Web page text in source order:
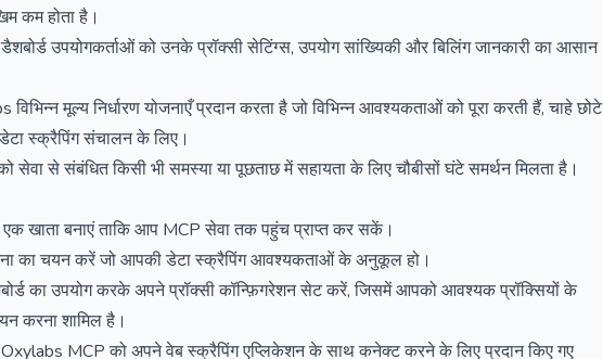
कम होता है।
उपयोगकर्ताओं को उनके प्रॉक्सी सेटिंग्स, उपयोग सांख्यिकी और बिलिंग जानकारी का आसान
विभिन्न मूल्य निर्धारण योजनाएँ प्रदान करता है जो विभिन्न आवश्यकताओं को पूरा करती हैं, चाहे छोटे
स्क्रैपिंग संचालन के लिए।
सेवा से संबंधित किसी भी समस्या या पूछताछ में सहायता के लिए चौबीसों घंटे समर्थन मिलता है।
खाता बनाएं ताकि आप MCP सेवा तक पहुंच प्राप्त कर सकें।
का चयन करें जो आपकी डेटा स्क्रैपिंग आवश्यकताओं के अनुकूल हो।
का उपयोग करके अपने प्रॉक्सी कॉन्फ़िगरेशन सेट करें, जिसमें आपको आवश्यक प्रॉक्सियों के
करना शामिल है।
MCP को अपने वेब स्क्रैपिंग एप्लिकेशन के साथ कनेक्ट करने के लिए प्रदान किए गए